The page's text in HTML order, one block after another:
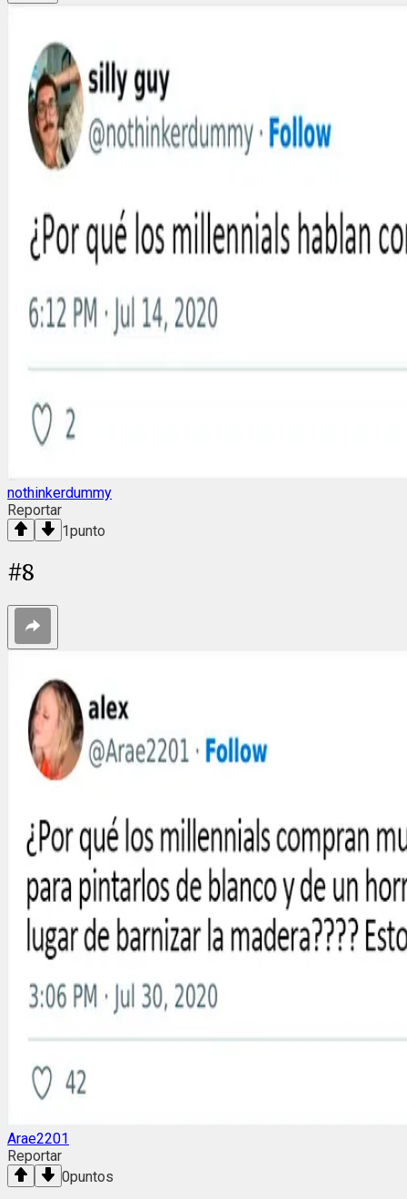
nothinkerdummy
Reportar
1punto
#8
Arae2201
Reportar
0puntos